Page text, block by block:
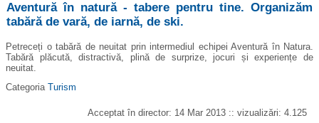
Aventură în natură - tabere pentru tine. Organizăm
tabără de vară, de iarnă, de ski.
Petreceți o tabără de neuitat prin intermediul echipei Aventură în Natura.
Tabără plăcută, distractivă, plină de surprize, jocuri și experiențe de
neuitat.
Categoria Turism
Acceptat în director: 14 Mar 2013 :: vizualizări: 4.125